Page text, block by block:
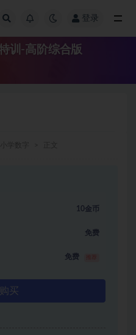
登录
训-高阶综合版
10金币
免费
免费
买